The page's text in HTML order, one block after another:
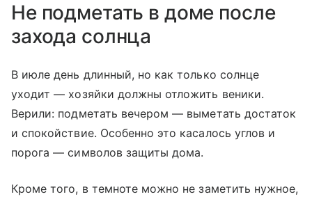
Не подметать в доме после
захода солнца
В июле день длинный, но как только солнце
уходит — хозяйки должны отложить веники.
Верили: подметать вечером — выметать достаток
и спокойствие. Особенно это касалось углов и
порога — символов защиты дома.
Кроме того, в темноте можно не заметить нужное,